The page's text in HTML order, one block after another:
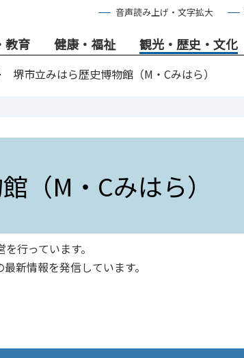
音声読み上げ・文字拡大
教育 健康・福祉 観光・歴史・文化
堺市立みはら歴史博物館（M・Cみはら）
（M・Cみはら）
行っています。
新情報を発信しています。